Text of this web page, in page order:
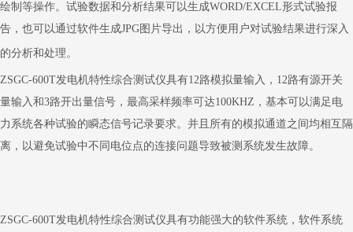
绘制等操作。试验数据和分析结果可以生成WORD/EXCEL形式试验报
告，也可以通过软件生成JPG图片导出，以方便用户对试验结果进行深入
的分析和处理。
ZSGC-600T发电机特性综合测试仪具有12路模拟量输入，12路有源开关
量输入和3路开出量信号，最高采样频率可达100KHZ，基本可以满足电
力系统各种试验的瞬态信号记录要求。并且所有的模拟通道之间均相互隔
离，以避免试验中不同电位点的连接问题导致被测系统发生故障。
ZSGC-600T发电机特性综合测试仪具有功能强大的软件系统，软件系统